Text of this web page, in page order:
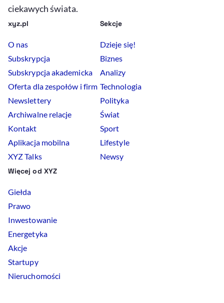
ciekawych świata.
xyz.pl
O nas
Subskrypcja
Subskrypcja akademicka
Oferta dla zespołów i firm
Newslettery
Archiwalne relacje
Kontakt
Aplikacja mobilna
XYZ Talks
Sekcje
Dzieje się!
Biznes
Analizy
Technologia
Polityka
Świat
Sport
Lifestyle
Newsy
Więcej od XYZ
Giełda
Prawo
Inwestowanie
Energetyka
Akcje
Startupy
Nieruchomości